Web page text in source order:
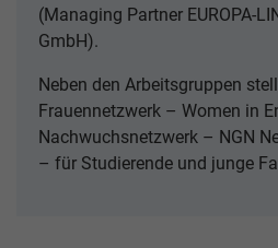
(Managing Partner EUROPA-
GmbH).
Neben den Arbeitsgruppen
Frauennetzwerk – Women in
Nachwuchsnetzwerk – NGN
– für Studierende und junge